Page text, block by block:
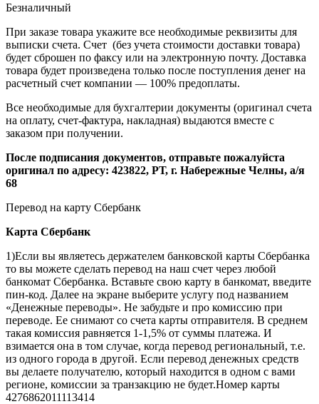
Безналичный
При заказе товара укажите все необходимые реквизиты для
выписки счета. Счет (без учета стоимости доставки товара)
будет сброшен по факсу или на электронную почту. Доставка
товара будет произведена только после поступления денег на
расчетный счет компании — 100% предоплаты.
Все необходимые для бухгалтерии документы (оригинал счета
на оплату, счет-фактура, накладная) выдаются вместе с
заказом при получении.
После подписания документов, отправьте пожалуйста
оригинал по адресу: 423822, РТ, г. Набережные Челны, а/я
68
Перевод на карту Сбербанк
Карта Сбербанк
1)Если вы являетесь держателем банковской карты Сбербанка
то вы можете сделать перевод на наш счет через любой
банкомат Сбербанка. Вставьте свою карту в банкомат, введите
пин-код. Далее на экране выберите услугу под названием
«Денежные переводы». Не забудьте и про комиссию при
переводе. Ее снимают со счета карты отправителя. В среднем
такая комиссия равняется 1-1,5% от суммы платежа. И
взимается она в том случае, когда перевод региональный, т.е.
из одного города в другой. Если перевод денежных средств
вы делаете получателю, который находится в одном с вами
регионе, комиссии за транзакцию не будет.Номер карты
4276862011113414